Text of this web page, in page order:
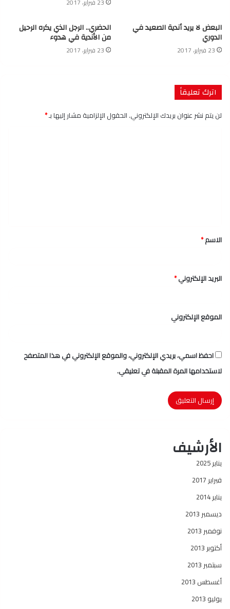
البعض لا يريد أندية الصعيد في
الدوري
23 فبراير، 2017
الحضري.. الرجل الذي يكره الرحيل
من الأندية في هدوء
23 فبراير، 2017
اترك تعليقاً
لن يتم نشر عنوان بريدك الإلكتروني.الحقول الإلزامية مشار إليها بـ*
*
الاسم*
البريد الإلكتروني*
الموقع الإلكتروني
احفظ اسمي، بريدي الإلكتروني، والموقع الإلكتروني في هذا المتصفح
لاستخدامها المرة المقبلة في تعليقي.
الأرشيف
يناير 2025
فبراير 2017
يناير 2014
ديسمبر 2013
نوفمبر 2013
أكتوبر 2013
سبتمبر 2013
أغسطس 2013
يوليو 2013